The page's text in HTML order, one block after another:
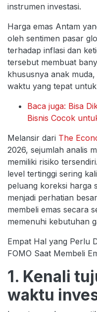
instrumen investasi.
Harga emas Antam
oleh sentimen pasar
terhadap inflasi dan
tersebut membuat
khususnya anak
waktu yang tepat
Baca juga: Bisa
Bisnis Cocok
Melansir dari The
2026, sejumlah analis
memiliki risiko
level tertinggi sering
peluang koreksi harga
menjadi perhatian
membeli emas secara
memenuhi kebutuhan
Empat Hal yang Perlu
FOMO Saat Membeli
1. Kenali
waktu